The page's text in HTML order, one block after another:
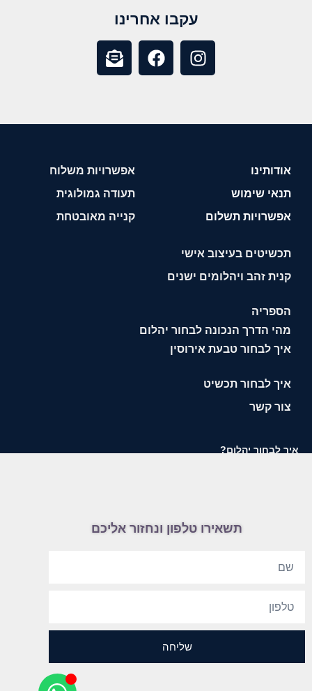
עקבו אחרינו
אודותינו
תנאי שימוש
אפשרויות תשלום
אפשרויות משלוח
תעודה גמולוגית
קנייה מאובטחת
תכשיטים בעיצוב אישי
קנית זהב ויהלומים ישנים
הספריה
מהי הדרך הנכונה לבחור יהלום
איך לבחור טבעת אירוסין
איך לבחור תכשיט
צור קשר
איך לבחור יהלום?
תשאירו טלפון ונחזור אליכם
שליחה